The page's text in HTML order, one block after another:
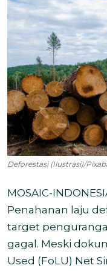
Sorotan Berita
Bahasa
Deforestasi (Ilustrasi)/
MOSAIC-
Penahanan laju
target
gagal. Meski
Used (FoLU) Net